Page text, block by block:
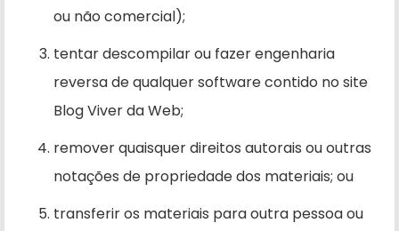
ou não comercial);
tentar descompilar ou fazer engenharia
reversa de qualquer software contido no site
Blog Viver da Web;
remover quaisquer direitos autorais ou outras
notações de propriedade dos materiais; ou
transferir os materiais para outra pessoa ou